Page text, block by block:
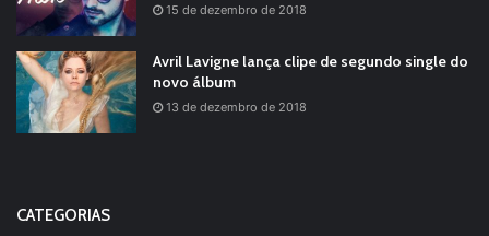
15 de dezembro de 2018
Avril Lavigne lança clipe de segundo single do
novo álbum
13 de dezembro de 2018
CATEGORIAS